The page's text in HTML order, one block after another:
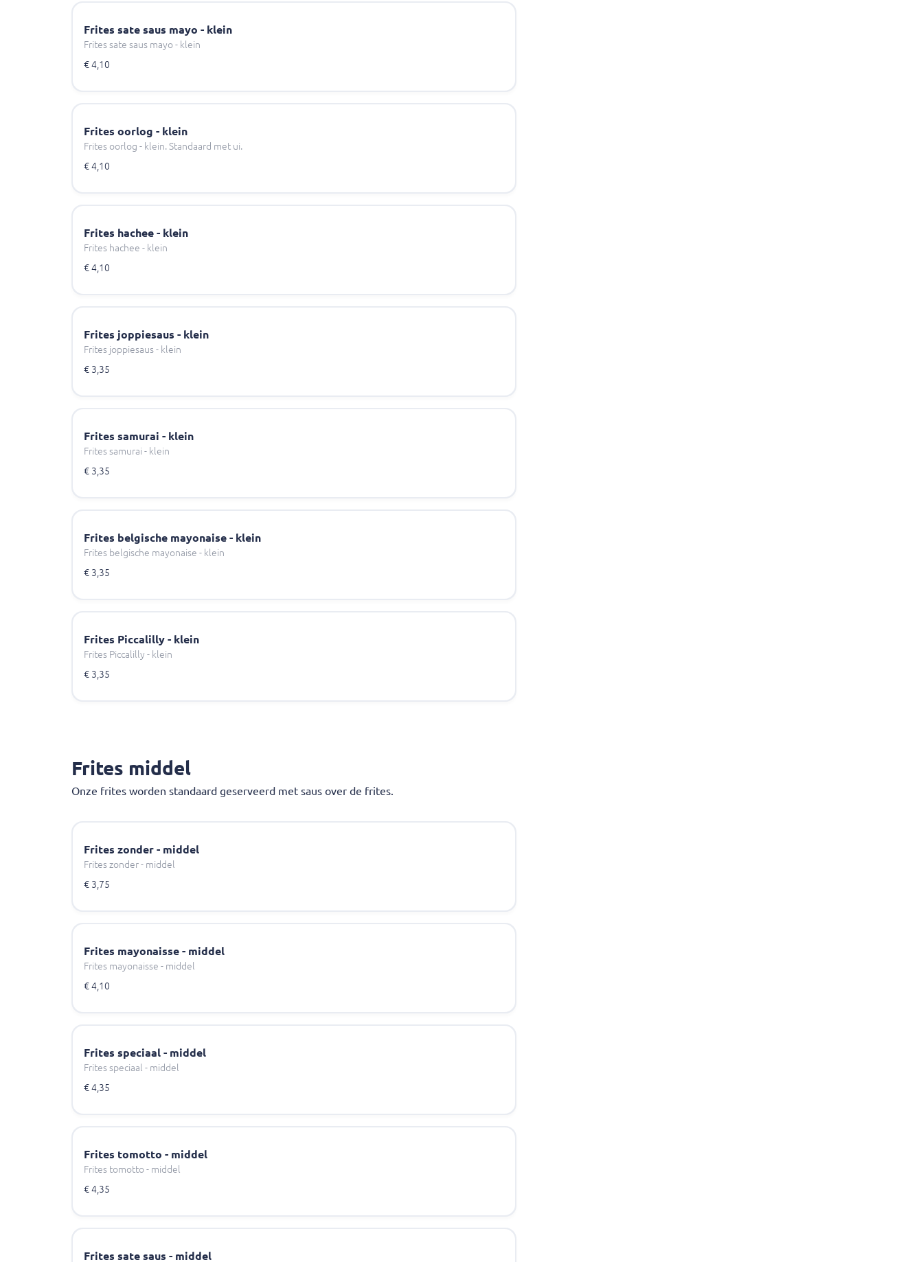
Frites sate saus mayo - klein
Frites sate saus mayo - klein
€ 4,10
Frites oorlog - klein
Frites oorlog - klein. Standaard met ui.
€ 4,10
Frites hachee - klein
Frites hachee - klein
€ 4,10
Frites joppiesaus - klein
Frites joppiesaus - klein
€ 3,35
Frites samurai - klein
Frites samurai - klein
€ 3,35
Frites belgische mayonaise - klein
Frites belgische mayonaise - klein
€ 3,35
Frites Piccalilly - klein
Frites Piccalilly - klein
€ 3,35
Frites middel
Onze frites worden standaard geserveerd met saus over de frites.
Frites zonder - middel
Frites zonder - middel
€ 3,75
Frites mayonaisse - middel
Frites mayonaisse - middel
€ 4,10
Frites speciaal - middel
Frites speciaal - middel
€ 4,35
Frites tomotto - middel
Frites tomotto - middel
€ 4,35
Frites sate saus - middel